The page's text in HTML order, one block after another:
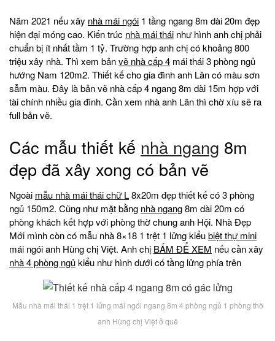
Năm 2021 nếu xây nhà mái ngói 1 tầng ngang 8m dài 20m đẹp
hiện đại móng cao. Kiến trúc nhà mái thái như hình anh chị phải
chuẩn bị ít nhất tầm 1 tỷ. Trường hợp anh chị có khoảng 800
triệu xây nhà. Thì xem bảnvẽ nhà cấp 4 mái thái 3 phòng ngủ
hướng Nam 120m2. Thiết kế cho gia đình anh Lân có màu sơn
sẫm màu. Đây là bản vẽ nhà cấp 4 ngang 8m dài 15m hợp với
tài chính nhiều gia đình. Cần xem nhà anh Lân thì chờ xíu sẽ ra
full bản vẽ.
Các mẫu thiết kế nhà ngang 8m
đẹp đã xây xong có bản vẽ
Ngoài mẫu nhà mái thái chữ L8x20m đẹp thiết kế có 3 phòng
ngủ 150m2. Cũng như mặt bằng nhà ngang8m dài 20m có
phòng khách kết hợp với phòng thờ chung anh Hội. Nhà Đẹp
Mới mình còn có mẫu nhà 8×18 1 trệt 1 lửng kiểubiệt thự mini
mái ngói anh Hùng chị Việt. Anh chị BẤM ĐỂ XEM nếu cần xây
nhà 4 phòng ngủkiểu như hình dưới có tầng lửng phía trên
Mẫu nhà mái thái 1 trệt 1 lửng mái ngói ngang 8m 4 phòng ngủ 1 phòng thờ
anh Hùng chị Việt ở quê